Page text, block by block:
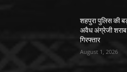
शहपुरा पुलिस की
अवैध अंग्रेजी
गिरफ्तार
August 1, 2026